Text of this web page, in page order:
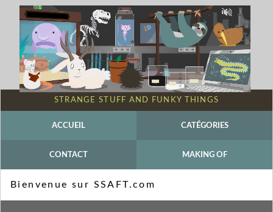
STRANGE STUFF AND FUNKY THINGS
ACCUEIL CATÉGORIES
CONTACT MAKING OF
Bienvenue sur SSAFT.com